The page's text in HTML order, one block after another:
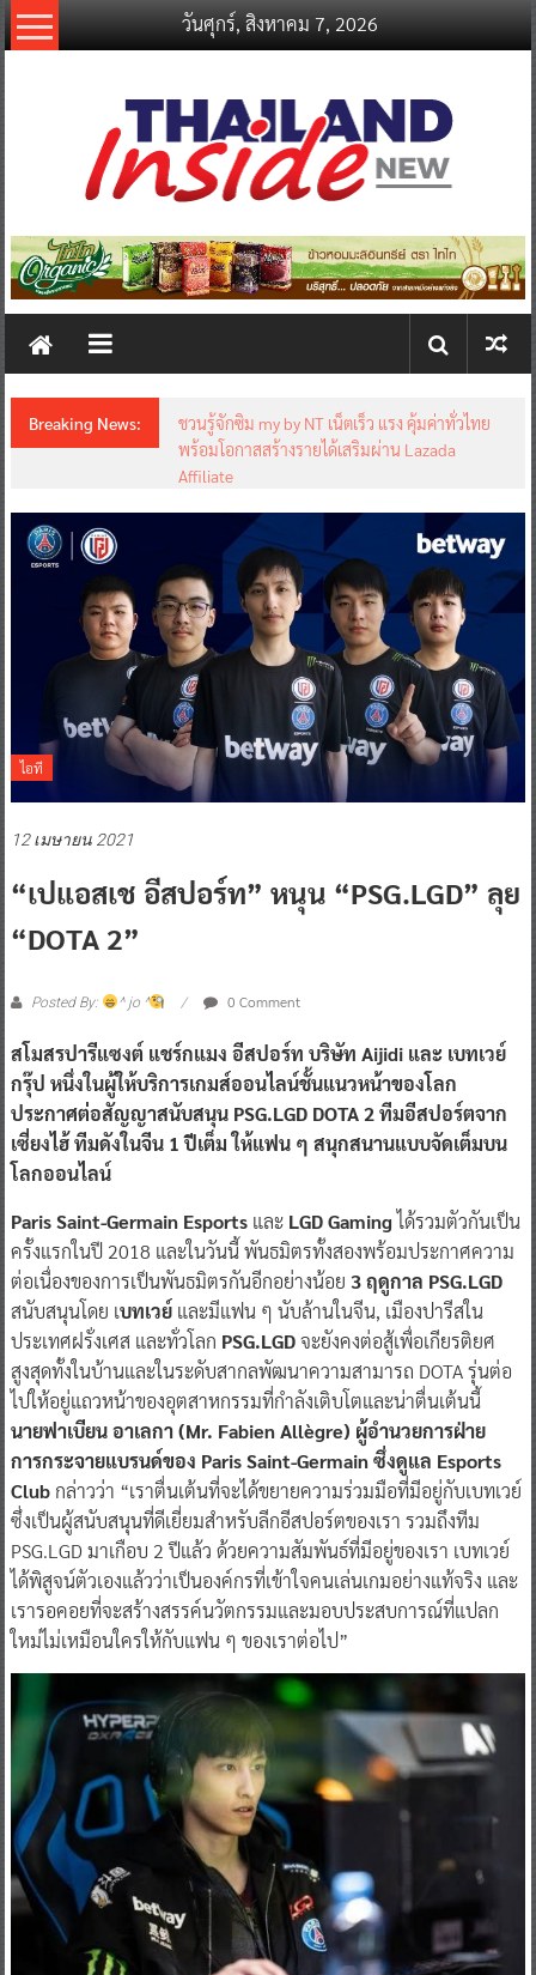
Skip
to
วันศุกร์, สิงหาคม 7, 2026
thailandinsidenew.com
Thailand
New
Breaking News:
ชวนรู้จักซิม my by NT เน็ตเร็ว แรง คุ้มค่าทั่วไทย
พร้อมโอกาสสร้างรายได้เสริมผ่าน Lazada
Affiliate
ไอที
12 เมษายน 2021
“เปแอสเช อีสปอร์ท” หนุน “PSG.LGD” ลุย
“DOTA 2”
Posted By: ^ jo ^ 0 Comment
สโมสรปารีแซงต์ แชร์กแมง อีสปอร์ท บริษัท Aijidi และ เบทเวย์
กรุ๊ป หนึ่งในผู้ให้บริการเกมส์ออนไลน์ชั้นแนวหน้าของโลก
ประกาศต่อสัญญาสนับสนุน PSG.LGD DOTA 2 ทีมอีสปอร์ตจาก
เซี่ยงไฮ้ ทีมดังในจีน 1 ปีเต็ม ให้แฟน ๆ สนุกสนานแบบจัดเต็มบน
โลกออนไลน์
Paris Saint-Germain Esportsและ LGD Gamingได้รวมตัวกันเป็น
ครั้งแรกในปี 2018 และในวันนี้ พันธมิตรทั้งสองพร้อมประกาศความ
ต่อเนื่องของการเป็นพันธมิตรกันอีกอย่างน้อย 3 ฤดูกาล PSG.LGD
สนับสนุนโดย เบทเวย์ และมีแฟน ๆ นับล้านในจีน, เมืองปารีสใน
ประเทศฝรั่งเศส และทั่วโลก PSG.LGDจะยังคงต่อสู้เพื่อเกียรติยศ
สูงสุดทั้งในบ้านและในระดับสากลพัฒนาความสามารถ DOTA รุ่นต่อ
ไปให้อยู่แถวหน้าของอุตสาหกรรมที่กำลังเติบโตและน่าตื่นเต้นนี้
นายฟาเบียน อาเลกา (Mr. Fabien Allègre) ผู้อำนวยการฝ่าย
การกระจายแบรนด์ของ Paris Saint-Germain ซึ่งดูแล Esports
Club กล่าวว่า “เราตื่นเต้นที่จะได้ขยายความร่วมมือที่มีอยู่กับเบทเวย์
ซึ่งเป็นผู้สนับสนุนที่ดีเยี่ยมสำหรับลีกอีสปอร์ตของเรา รวมถึงทีม
PSG.LGD มาเกือบ 2 ปีแล้ว ด้วยความสัมพันธ์ที่มีอยู่ของเรา เบทเวย์
ได้พิสูจน์ตัวเองแล้วว่าเป็นองค์กรที่เข้าใจคนเล่นเกมอย่างแท้จริง และ
เรารอคอยที่จะสร้างสรรค์นวัตกรรมและมอบประสบการณ์ที่แปลก
ใหม่ไม่เหมือนใครให้กับแฟน ๆ ของเราต่อไป”